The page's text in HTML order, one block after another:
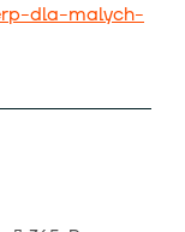
dla-malych-